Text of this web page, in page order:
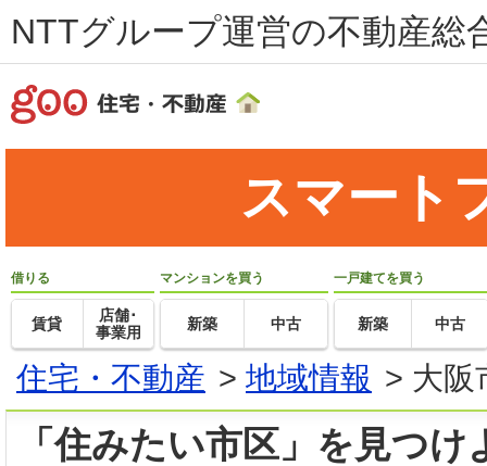
NTTグループ運営の不動産総
スマート
借りる
賃貸
店舗･
事業用
マンションを買う
新築 中古
一戸建てを買う
新築 中古
住宅・不動産 > 地域情報 > 大阪
「住みたい市区」を見つけ